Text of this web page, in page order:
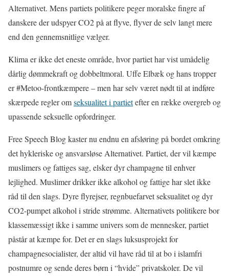
Alternativet. Mens partiets politikere peger moralske fingre af
danskere der udspyer CO2 på at flyve, flyver de selv langt mere
end den gennemsnitlige vælger.
Klima er ikke det eneste område, hvor partiet har vist umådelig
dårlig dømmekraft og dobbeltmoral. Uffe Elbæk og hans tropper
er #Metoo-frontkæmpere – men har selv været nødt til at indføre
skærpede regler omseksualitet i partietefter en række overgreb og
upassende seksuelle opfordringer.
Free Speech Blog kaster nu endnu en afsløring på bordet omkring
det hykleriske og ansvarsløse Alternativet. Partiet, der vil kæmpe
muslimers og fattiges sag, elsker dyr champagne til enhver
lejlighed. Muslimer drikker ikke alkohol og fattige har slet ikke
råd til den slags. Dyre flyrejser, regnbuefarvet seksualitet og dyr
CO2-pumpet alkohol i stride strømme. Alternativets politikere bor
klassemæssigt ikke i samme univers som de mennesker, partiet
påstår at kæmpe for. Det er en slags luksusprojekt for
champagnesocialister, der altid vil have råd til at bo i islamfri
postnumre og sende deres børn i “hvide” privatskoler. De vil